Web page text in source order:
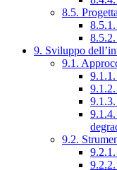
8.5.
9. Sviluppo
9.1.
9.2.